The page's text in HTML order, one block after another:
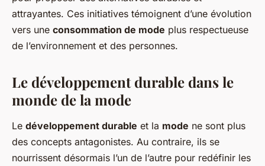
attrayantes. Ces initiatives témoignent d’une évolution
vers une consommation de mode plus respectueuse
de l’environnement et des personnes.
Le développement durable dans le
monde de la mode
Le développement durable et la mode ne sont plus
des concepts antagonistes. Au contraire, ils se
nourrissent désormais l’un de l’autre pour redéfinir les